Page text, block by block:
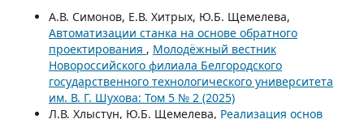
А.В. Симонов, Е.В. Хитрых, Ю.Б. Щемелева,
Автоматизации станка на основе обратного
проектирования , Молодёжный вестник
Новороссийского филиала Белгородского
государственного технологического университета
им. В. Г. Шухова: Том 5 № 2 (2025)
Л.В. Хлыстун, Ю.Б. Щемелева, Реализация основ